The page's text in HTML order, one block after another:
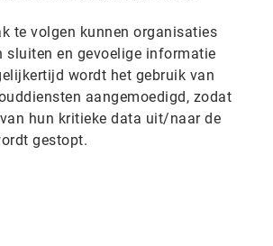
te volgen kunnen organisaties
sluiten en gevoelige informatie
wordt het gebruik van
aangemoedigd, zodat
hun kritieke data uit/naar de
gestopt.